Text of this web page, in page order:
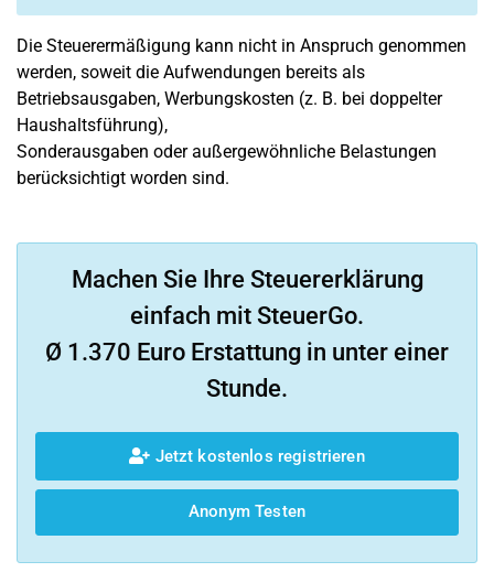
Die Steuerermäßigung kann nicht in Anspruch genommen
werden, soweit die Aufwendungen bereits als
Betriebsausgaben, Werbungskosten (z. B. bei doppelter
Haushaltsführung),
Sonderausgaben oder außergewöhnliche Belastungen
berücksichtigt worden sind.
Machen Sie Ihre Steuererklärung
einfach mit SteuerGo.
Ø 1.370 Euro Erstattung in unter einer
Stunde.
Jetzt kostenlos registrieren
Anonym Testen